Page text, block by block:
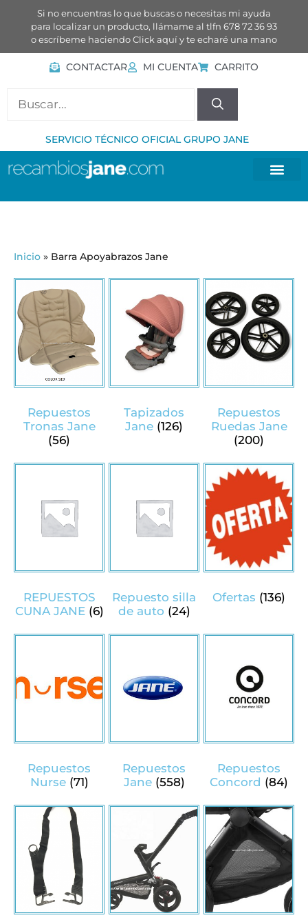
Si no encuentras lo que buscas o necesitas mi ayuda
para localizar un producto, llámame al tlfn 678 72 36 93
o escríbeme haciendoClick aquíy te echaré una mano
CONTACTAR MI CUENTA CARRITO
SERVICIO TÉCNICO OFICIAL GRUPO JANE
Inicio » Barra Apoyabrazos Jane
Repuestos
Tronas Jane
(56)
Tapizados
Jane (126)
Repuestos
Ruedas Jane
(200)
REPUESTOS
CUNA JANE (6)
Repuesto silla
de auto (24)
Ofertas (136)
Repuestos
Nurse (71)
Repuestos
Jane (558)
Repuestos
Concord (84)